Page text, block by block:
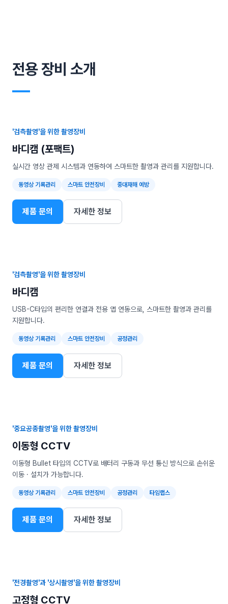
전용 장비 소개
―
'검측촬영'을 위한 촬영장비
바디캠 (포팩트)
실시간 영상 관제 시스템과 연동하여 스마트한 촬영과 관리를 지원합니다.
동영상 기록관리 스마트 안전장비 중대재해 예방
제품 문의 자세한 정보
'검측촬영'을 위한 촬영장비
바디캠
USB-C타입의 편리한 연결과 전용 앱 연동으로, 스마트한 촬영과 관리를
지원합니다.
동영상 기록관리 스마트 안전장비 공정관리
제품 문의 자세한 정보
'중요공종촬영'을 위한 촬영장비
이동형 CCTV
이동형 Bullet 타입의 CCTV로 배터리 구동과 무선 통신 방식으로 손쉬운
이동 · 설치가 가능합니다.
동영상 기록관리 스마트 안전장비 공정관리 타임랩스
제품 문의 자세한 정보
'전경촬영'과 '상시촬영'을 위한 촬영장비
고정형 CCTV